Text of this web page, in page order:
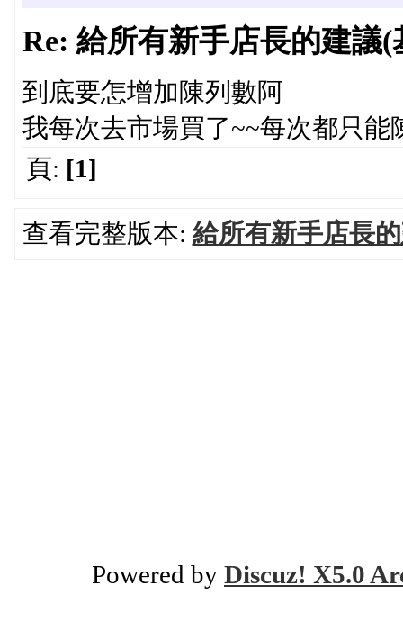
Re: 給所有新手店長的建議(
到底要怎增加陳列數阿
我每次去市場買了~~每次都只能
頁: [1]
查看完整版本: 給所有新手店長
Powered by Discuz! X5.0